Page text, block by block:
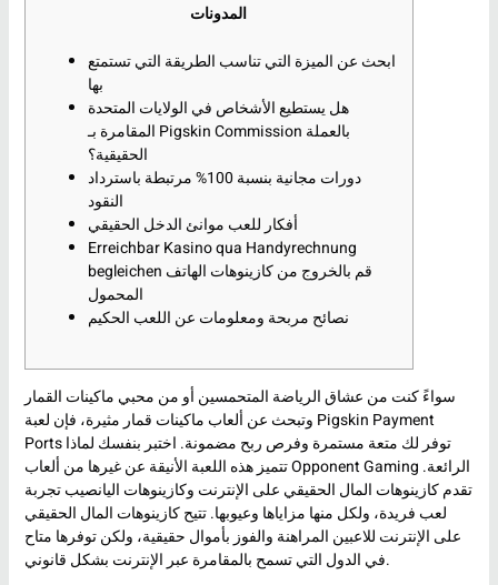
المدونات
ابحث عن الميزة التي تناسب الطريقة التي تستمتع
بها
هل يستطيع الأشخاص في الولايات المتحدة
المقامرة بـ Pigskin Commission بالعملة
الحقيقية؟
دورات مجانية بنسبة 100% مرتبطة باسترداد
النقود
أفكار للعب موانئ الدخل الحقيقي
Erreichbar Kasino qua Handyrechnung
begleichen قم بالخروج من كازينوهات الهاتف
المحمول
نصائح مربحة ومعلومات عن اللعب الحكيم
سواءً كنت من عشاق الرياضة المتحمسين أو من محبي ماكينات القمار
وتبحث عن ألعاب ماكينات قمار مثيرة، فإن لعبة Pigskin Payment
Ports توفر لك متعة مستمرة وفرص ربح مضمونة. اختبر بنفسك لماذا
تتميز هذه اللعبة الأنيقة عن غيرها من ألعاب Opponent Gaming الرائعة.
تقدم كازينوهات المال الحقيقي على الإنترنت وكازينوهات اليانصيب تجربة
لعب فريدة، ولكل منها مزاياها وعيوبها.تتيح كازينوهات المال الحقيقي
على الإنترنت للاعبين المراهنة والفوز بأموال حقيقية، ولكن توفرها متاح
في الدول التي تسمح بالمقامرة عبر الإنترنت بشكل قانوني.